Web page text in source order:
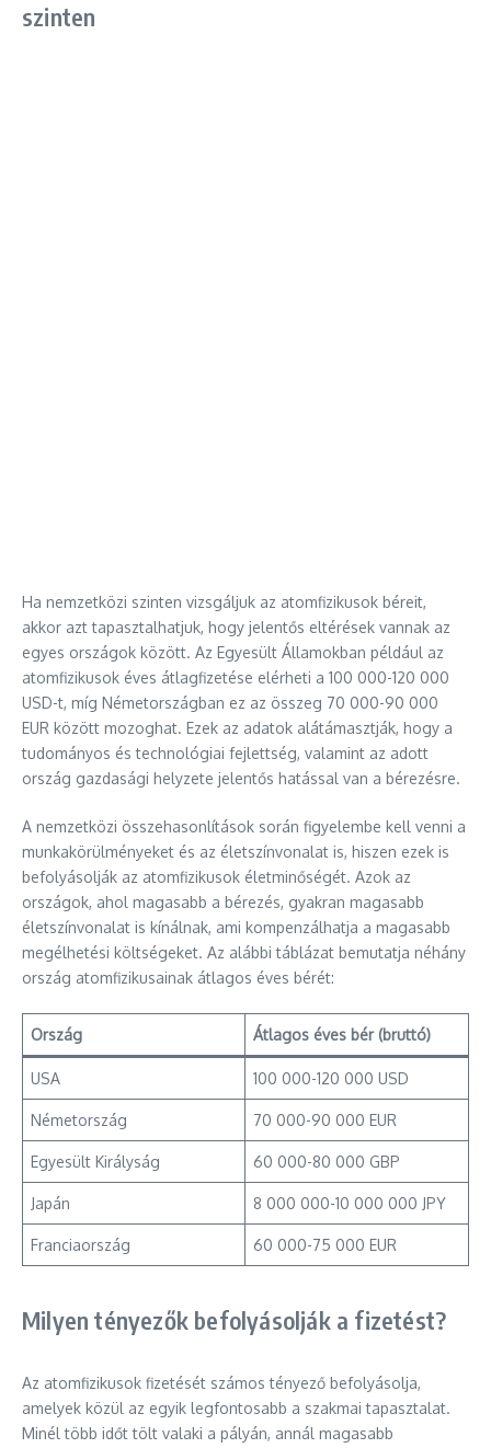
szinten
Ha nemzetközi szinten vizsgáljuk az atomfizikusok béreit,
akkor azt tapasztalhatjuk, hogy jelentős eltérések vannak az
egyes országok között. Az Egyesült Államokban például az
atomfizikusok éves átlagfizetése elérheti a 100 000-120 000
USD-t, míg Németországban ez az összeg 70 000-90 000
EUR között mozoghat. Ezek az adatok alátámasztják, hogy a
tudományos és technológiai fejlettség, valamint az adott
ország gazdasági helyzete jelentős hatással van a bérezésre.
A nemzetközi összehasonlítások során figyelembe kell venni a
munkakörülményeket és az életszínvonalat is, hiszen ezek is
befolyásolják az atomfizikusok életminőségét. Azok az
országok, ahol magasabb a bérezés, gyakran magasabb
életszínvonalat is kínálnak, ami kompenzálhatja a magasabb
megélhetési költségeket. Az alábbi táblázat bemutatja néhány
ország atomfizikusainak átlagos éves bérét:
Ország Átlagos éves bér (bruttó)
USA 100 000-120 000 USD
Németország 70 000-90 000 EUR
Egyesült Királyság 60 000-80 000 GBP
Japán 8 000 000-10 000 000 JPY
Franciaország 60 000-75 000 EUR
Milyen tényezők befolyásolják a fizetést?
Az atomfizikusok fizetését számos tényező befolyásolja,
amelyek közül az egyik legfontosabb a szakmai tapasztalat.
Minél több időt tölt valaki a pályán, annál magasabb